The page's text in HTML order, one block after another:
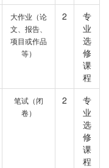
大作业（论
文、报告、
项目或作品
等）
2
专
业
选
修
课
程
笔试（闭
卷）
2
专
业
选
修
课
程